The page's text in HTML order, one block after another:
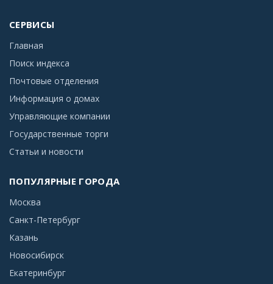
СЕРВИСЫ
Главная
Поиск индекса
Почтовые отделения
Информация о домах
Управляющие компании
Государственные торги
Статьи и новости
ПОПУЛЯРНЫЕ ГОРОДА
Москва
Санкт-Петербург
Казань
Новосибирск
Екатеринбург